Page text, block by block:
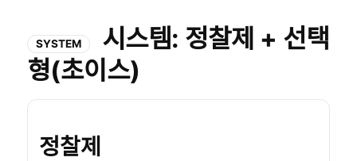
SYSTEM
시스템: 정찰제 + 선택
형(초이스)
정찰제